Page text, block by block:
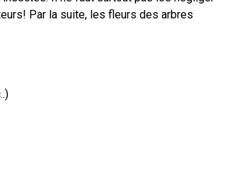
Par la suite, les fleurs des arbres